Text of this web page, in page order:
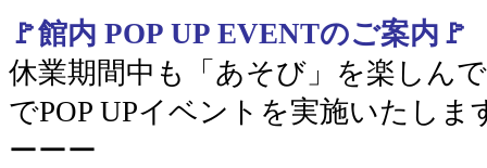
🚩館内 POP UP EVENTのご案内🚩
休業期間中も「あそび」を楽しん
でPOP UPイベントを実施いたしま
ーーー